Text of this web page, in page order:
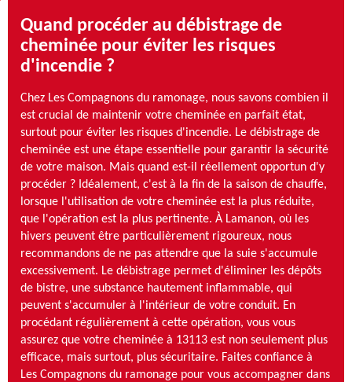
Quand procéder au débistrage de
cheminée pour éviter les risques
d'incendie ?
Chez Les Compagnons du ramonage, nous savons combien il
est crucial de maintenir votre cheminée en parfait état,
surtout pour éviter les risques d'incendie. Le débistrage de
cheminée est une étape essentielle pour garantir la sécurité
de votre maison. Mais quand est-il réellement opportun d'y
procéder ? Idéalement, c'est à la fin de la saison de chauffe,
lorsque l'utilisation de votre cheminée est la plus réduite,
que l'opération est la plus pertinente. À Lamanon, où les
hivers peuvent être particulièrement rigoureux, nous
recommandons de ne pas attendre que la suie s'accumule
excessivement. Le débistrage permet d'éliminer les dépôts
de bistre, une substance hautement inflammable, qui
peuvent s'accumuler à l'intérieur de votre conduit. En
procédant régulièrement à cette opération, vous vous
assurez que votre cheminée à 13113 est non seulement plus
efficace, mais surtout, plus sécuritaire. Faites confiance à
Les Compagnons du ramonage pour vous accompagner dans